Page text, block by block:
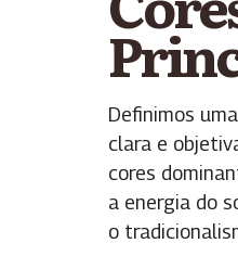
Definimos
clara e
cores
a energia do
o